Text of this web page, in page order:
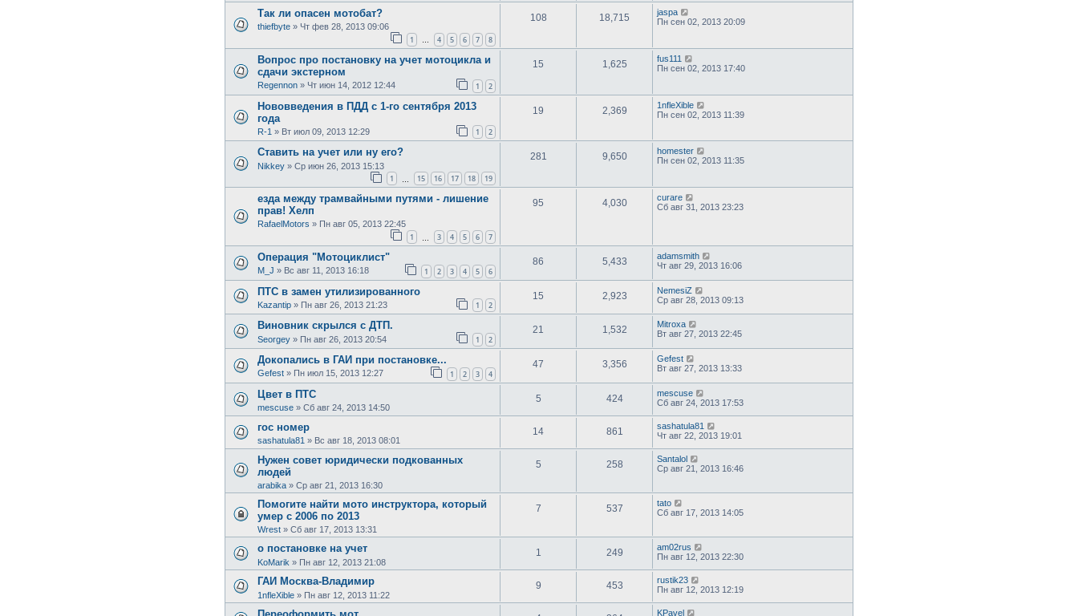
Так ли опасен мотобат?
thiefbyte » Чт фев 28, 2013 09:06
1 … 4 5 6 7 8
108 18,715
jaspa
Пн сен 02, 2013 20:09
Вопрос про постановку на учет мотоцикла и
сдачи экстерном
Regennon » Чт июн 14, 2012 12:44 1 2
15 1,625
fus111
Пн сен 02, 2013 17:40
Нововведения в ПДД с 1-го сентября 2013
года
R-1 » Вт июл 09, 2013 12:29 1 2
19 2,369
1nfleXible
Пн сен 02, 2013 11:39
Ставить на учет или ну его?
Nikkey » Ср июн 26, 2013 15:13
1 15 16 17 18 19
281 9,650
homester
Пн сен 02, 2013 11:35
езда между трамвайными путями - лишение
прав! Хелп
RafaelMotors » Пн авг 05, 2013 22:45
1 3 4 5 6 7
95 4,030
curare
Сб авг 31, 2013 23:23
Операция "Мотоциклист"
M_J » Вс авг 11, 2013 16:18 1 2 3 4 5 6
86 5,433
adamsmith
Чт авг 29, 2013 16:06
ПТС в замен утилизированного
Kazantip » Пн авг 26, 2013 21:23 1 2
15 2,923
NemesiZ
Ср авг 28, 2013 09:13
Виновник скрылся с ДТП.
Seorgey » Пн авг 26, 2013 20:54 1 2
21 1,532
Mitroxa
Вт авг 27, 2013 22:45
Докопались в ГАИ при постановке...
Gefest » Пн июл 15, 2013 12:27 1 2 3 4
47 3,356
Gefest
Вт авг 27, 2013 13:33
Цвет в ПТС
mescuse » Сб авг 24, 2013 14:50
5 424
mescuse
Сб авг 24, 2013 17:53
гос номер
sashatula81 » Вс авг 18, 2013 08:01
14 861
sashatula81
Чт авг 22, 2013 19:01
Нужен совет юридически подкованных
людей
arabika » Ср авг 21, 2013 16:30
5 258
Santalol
Ср авг 21, 2013 16:46
Помогите найти мото инструктора, который
умер с 2006 по 2013
Wrest » Сб авг 17, 2013 13:31
7 537
tato
Сб авг 17, 2013 14:05
о постановке на учет
KoMarik » Пн авг 12, 2013 21:08
1 249
am02rus
Пн авг 12, 2013 22:30
ГАИ Москва-Владимир
1nfleXible » Пн авг 12, 2013 11:22
9 453
rustik23
Пн авг 12, 2013 12:19
KPavel